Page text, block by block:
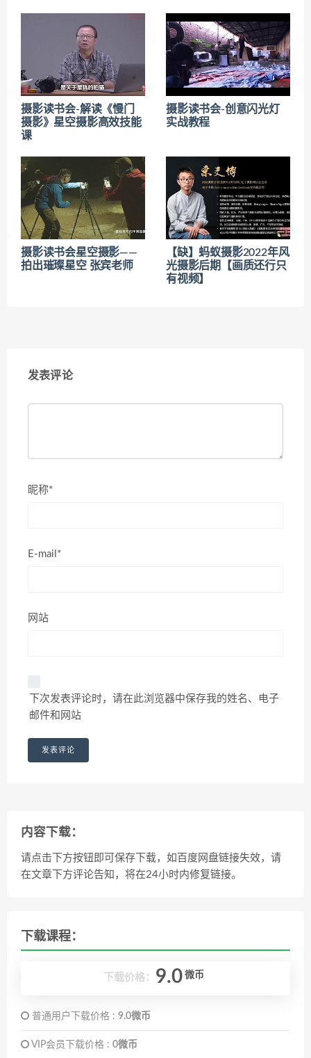
摄影读书会-解读《慢门
摄影》星空摄影高效技能
课
摄影读书会-创意闪光灯
实战教程
摄影读书会星空摄影——
拍出璀璨星空 张宾老师
【缺】蚂蚁摄影2022年风
光摄影后期【画质还行只
有视频】
发表评论
昵称*
E-mail*
网站
下次发表评论时，请在此浏览器中保存我的姓名、电子
邮件和网站
内容下载：
请点击下方按钮即可保存下载，如百度网盘链接失效，请
在文章下方评论告知，将在24小时内修复链接。
下载课程：
下载价格： 9.0 微币
普通用户下载价格 : 9.0微币
VIP会员下载价格 : 0微币